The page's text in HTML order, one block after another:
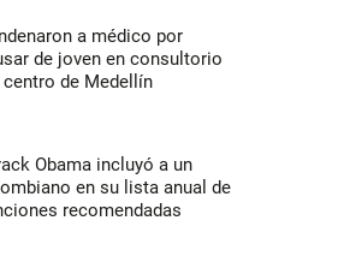
a médico por
de joven en consultorio
centro de Medellín
Obama incluyó a un
en su lista anual de
recomendadas